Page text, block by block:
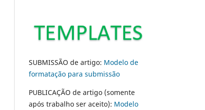
SUBMISSÃO de artigo: Modelo de
formatação para submissão
PUBLICAÇÃO de artigo (somente
após trabalho ser aceito): Modelo